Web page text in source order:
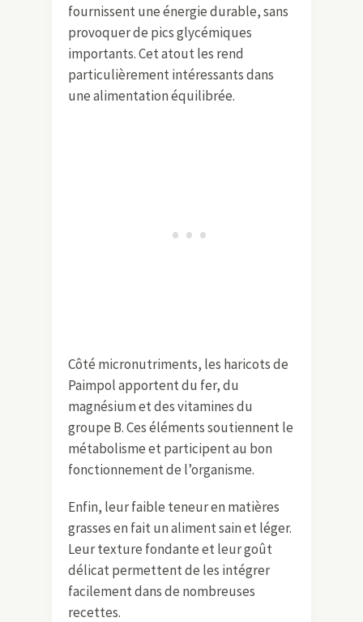
fournissent une énergie durable, sans
provoquer de pics glycémiques
importants. Cet atout les rend
particulièrement intéressants dans
une alimentation équilibrée.
Côté micronutriments, les haricots de
Paimpol apportent du fer, du
magnésium et des vitamines du
groupe B. Ces éléments soutiennent le
métabolisme et participent au bon
fonctionnement de l’organisme.
Enfin, leur faible teneur en matières
grasses en fait un aliment sain et léger.
Leur texture fondante et leur goût
délicat permettent de les intégrer
facilement dans de nombreuses
recettes.